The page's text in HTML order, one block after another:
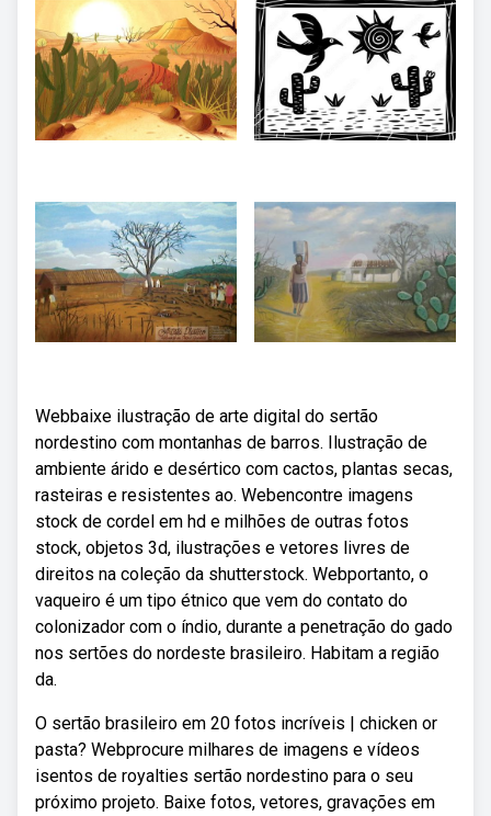
Webbaixe ilustração de arte digital do sertão
nordestino com montanhas de barros. Ilustração de
ambiente árido e desértico com cactos, plantas secas,
rasteiras e resistentes ao. Webencontre imagens
stock de cordel em hd e milhões de outras fotos
stock, objetos 3d, ilustrações e vetores livres de
direitos na coleção da shutterstock. Webportanto, o
vaqueiro é um tipo étnico que vem do contato do
colonizador com o índio, durante a penetração do gado
nos sertões do nordeste brasileiro. Habitam a região
da.
O sertão brasileiro em 20 fotos incríveis | chicken or
pasta? Webprocure milhares de imagens e vídeos
isentos de royalties sertão nordestino para o seu
próximo projeto. Baixe fotos, vetores, gravações em